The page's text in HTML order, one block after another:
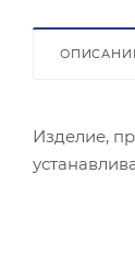
Изделие,